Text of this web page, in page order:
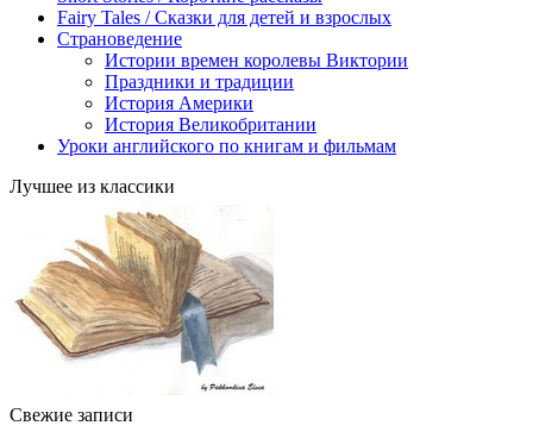
Fairy Tales / Cказки для детей и взрослых
Страноведение
Истории времен королевы Виктории
Праздники и традиции
История Америки
История Великобритании
Уроки английского по книгам и фильмам
Лучшее из классики
Свежие записи